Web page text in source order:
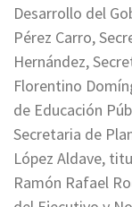
Desarrollo del
Pérez Carro,
Hernández,
Florentino
de Educación
Secretaria de
López Aldave,
Ramón Rafael